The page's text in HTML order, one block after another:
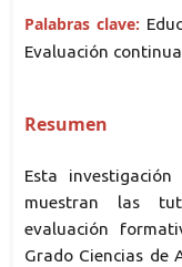
Palabras clave:
Evaluación continua
Resumen
Esta
muestran las
evaluación
Grado Ciencias de